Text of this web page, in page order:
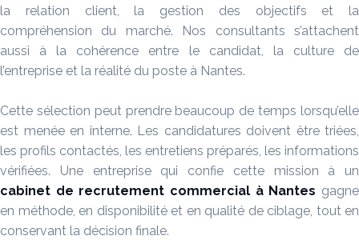
la relation client, la gestion des objectifs et la
compréhension du marché. Nos consultants s’attachent
aussi à la cohérence entre le candidat, la culture de
l’entreprise et la réalité du poste à Nantes.
Cette sélection peut prendre beaucoup de temps lorsqu’elle
est menée en interne. Les candidatures doivent être triées,
les profils contactés, les entretiens préparés, les informations
vérifiées. Une entreprise qui confie cette mission à un
cabinet de recrutement commercial à Nantes gagne
en méthode, en disponibilité et en qualité de ciblage, tout en
conservant la décision finale.